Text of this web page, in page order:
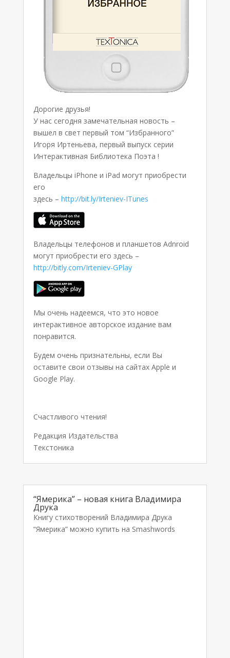
Дорогие друзья!
У нас сегодня замечательная новость –
вышел в свет первый том “Избранного”
Игоря Иртеньева, первый выпуск серии
Интерактивная Библиотека Поэта !
Владельцы iPhone и iPad могут приобрести
его
здесь – http://bit.ly/Irteniev-IТunes
Владельцы телефонов и планшетов Adnroid
могут приобрести его здесь –
http://bitly.com/Irteniev-GPlay
Мы очень надеемся, что это новое
интерактивное авторское издание вам
понравится.
Будем очень признательны, если Вы
оставите свои отзывы на сайтах Apple и
Google Play.
Счастливого чтения!
Редакция Издательства
Текстоника
“Ямерикa” – новая книга Владимира
Друка
Книгу стихотворений Владимира Друка
“Ямерика” можно купить на Smashwords